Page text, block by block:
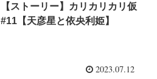
【ストーリー】カリカリカリ仮
#11【天彦星と依央利姫】
2023.07.12